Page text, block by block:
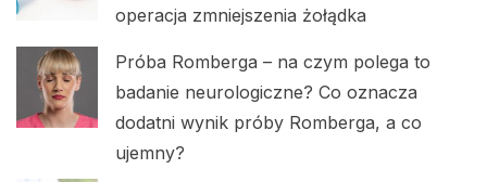
operacja zmniejszenia żołądka
Próba Romberga – na czym polega to
badanie neurologiczne? Co oznacza
dodatni wynik próby Romberga, a co
ujemny?